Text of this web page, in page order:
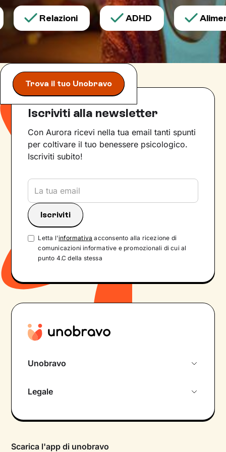
Relazioni ADHD
Trova il tuo Unobravo
Iscriviti alla newsletter
Con Aurora ricevi nella tua email tanti spunti
per coltivare il tuo benessere psicologico.
Iscriviti subito!
Letta l'informativa acconsento alla ricezione di
comunicazioni informative e promozionali di cui al
punto 4.C della stessa
Unobravo
Psicologo in chat
Legale
Scarica l'app di unobravo